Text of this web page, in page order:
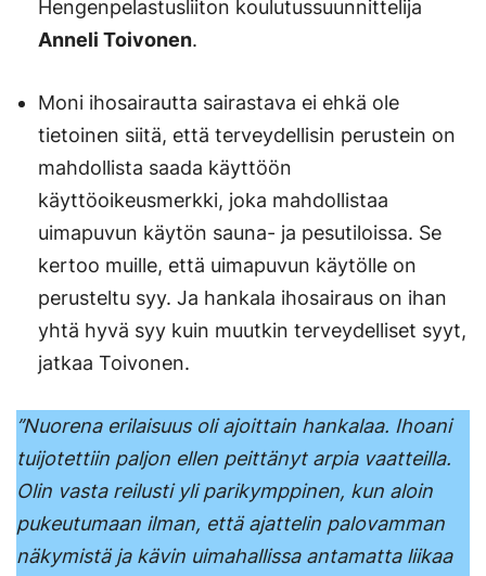
Hengenpelastusliiton koulutussuunnittelija
Anneli Toivonen.
Moni ihosairautta sairastava ei ehkä ole
tietoinen siitä, että terveydellisin perustein on
mahdollista saada käyttöön
käyttöoikeusmerkki, joka mahdollistaa
uimapuvun käytön sauna- ja pesutiloissa. Se
kertoo muille, että uimapuvun käytölle on
perusteltu syy. Ja hankala ihosairaus on ihan
yhtä hyvä syy kuin muutkin terveydelliset syyt,
jatkaa Toivonen.
’’Nuorena erilaisuus oli ajoittain hankalaa. Ihoani
tuijotettiin paljon ellen peittänyt arpia vaatteilla.
Olin vasta reilusti yli parikymppinen, kun aloin
pukeutumaan ilman, että ajattelin palovamman
näkymistä ja kävin uimahallissa antamatta liikaa